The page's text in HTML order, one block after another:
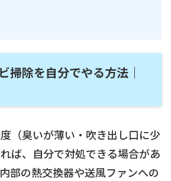
掃除を自分でやる方法｜
（臭いが薄い・吹き出し口に少
ば、自分で対処できる場合があ
部の熱交換器や送風ファンへの